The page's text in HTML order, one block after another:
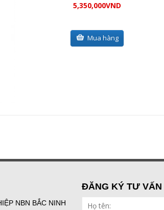
5,350,000VND
Mua hàng
NBN BẮC NINH
ĐĂNG KÝ TƯ VẤN